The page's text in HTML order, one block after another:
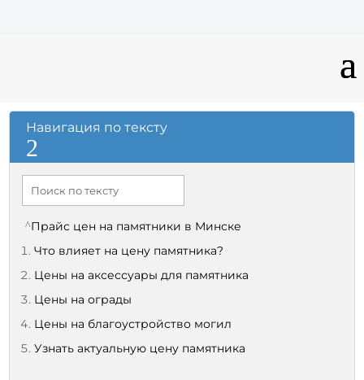
Навигация по тексту
2
Прайс цен на памятники в Минске
Что влияет на цену памятника?
Цены на аксессуары для памятника
Цены на ограды
Цены на благоустройство могил
Узнать актуальную цену памятника